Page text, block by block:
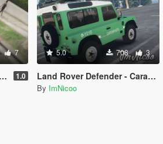
7
1.0
5.0 708 3
Land Rover Defender - Carabinieri Forestali ( Paintjob | Fivem )
By ImNicoo